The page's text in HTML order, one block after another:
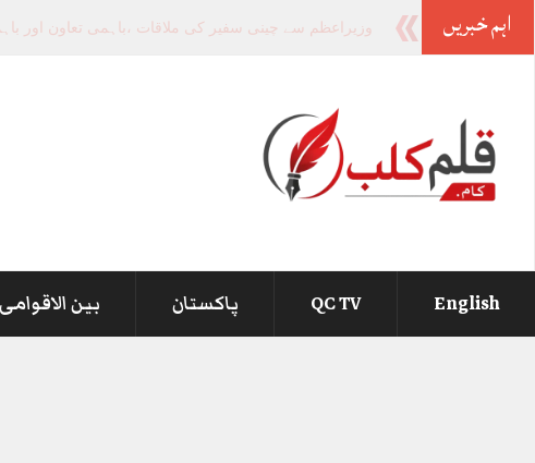
اہم خبریں صوبوں_
English
QC TV پاکستان بین الاقوامی